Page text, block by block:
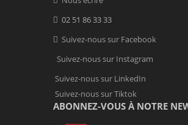
02 51 86 33 33
Suivez-nous sur Facebook
Suivez-nous sur Instagram
Suivez-nous sur LinkedIn
Suivez-nous sur Tiktok
ABONNEZ-VOUS À NOTRE